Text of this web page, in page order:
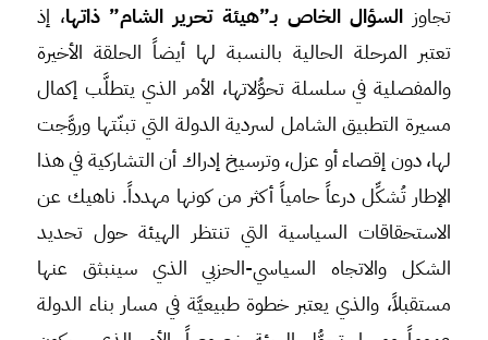
تجاوز السؤال الخاص بـ”هيئة تحرير الشام” ذاتها، إذ
تعتبر المرحلة الحالية بالنسبة لها أيضاً الحلقة الأخيرة
والمفصلية في سلسلة تحوُّلاتها، الأمر الذي يتطلَّب إكمال
مسيرة التطبيق الشامل لسردية الدولة التي تبنّتها وروَّجت
لها، دون إقصاء أو عزل، وترسيخ إدراك أن التشاركية في هذا
الإطار تُشكِّل درعاً حامياً أكثر من كونها مهدداً. ناهيك عن
الاستحقاقات السياسية التي تنتظر الهيئة حول تحديد
الشكل والاتجاه السياسي-الحزبي الذي سينبثق عنها
مستقبلاً، والذي يعتبر خطوة طبيعيَّة في مسار بناء الدولة